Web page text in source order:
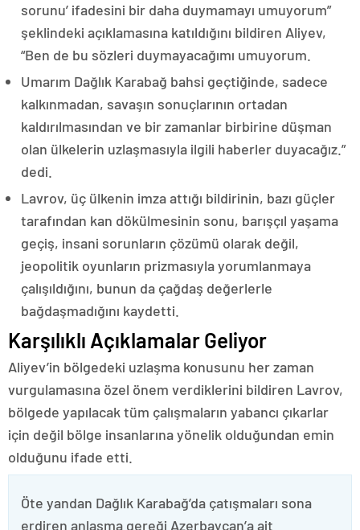
sorunu’ ifadesini bir daha duymamayı umuyorum”
şeklindeki açıklamasına katıldığını bildiren Aliyev,
“Ben de bu sözleri duymayacağımı umuyorum.
Umarım Dağlık Karabağ bahsi geçtiğinde, sadece
kalkınmadan, savaşın sonuçlarının ortadan
kaldırılmasından ve bir zamanlar birbirine düşman
olan ülkelerin uzlaşmasıyla ilgili haberler duyacağız.”
dedi.
Lavrov, üç ülkenin imza attığı bildirinin, bazı güçler
tarafından kan dökülmesinin sonu, barışçıl yaşama
geçiş, insani sorunların çözümü olarak değil,
jeopolitik oyunların prizmasıyla yorumlanmaya
çalışıldığını, bunun da çağdaş değerlerle
bağdaşmadığını kaydetti.
Karşılıklı Açıklamalar Geliyor
Aliyev’in bölgedeki uzlaşma konusunu her zaman
vurgulamasına özel önem verdiklerini bildiren Lavrov,
bölgede yapılacak tüm çalışmaların yabancı çıkarlar
için değil bölge insanlarına yönelik olduğundan emin
olduğunu ifade etti.
Öte yandan Dağlık Karabağ’da çatışmaları sona
erdiren anlaşma gereği Azerbaycan’a ait